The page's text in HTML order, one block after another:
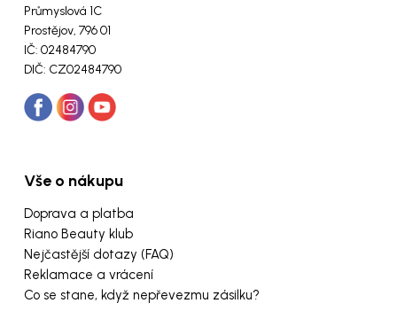
Průmyslová 1C
Prostějov, 796 01
IČ: 02484790
DIČ: CZ02484790
Vše o nákupu
Doprava a platba
Riano Beauty klub
Nejčastější dotazy (FAQ)
Reklamace a vrácení
Co se stane, když nepřevezmu zásilku?